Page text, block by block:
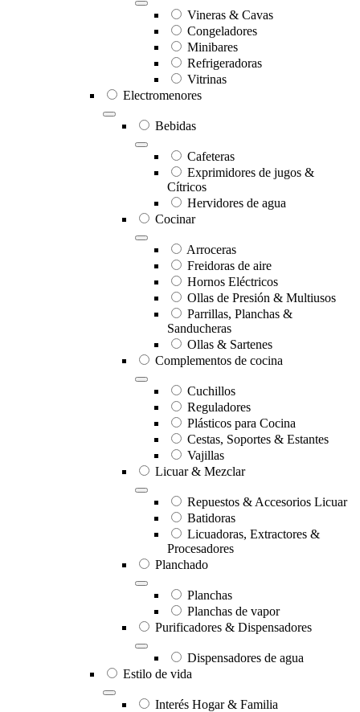
Vineras & Cavas
Congeladores
Minibares
Refrigeradoras
Vitrinas
Electromenores
Bebidas
Cafeteras
Exprimidores de jugos &
Cítricos
Hervidores de agua
Cocinar
Arroceras
Freidoras de aire
Hornos Eléctricos
Ollas de Presión & Multiusos
Parrillas, Planchas &
Sanducheras
Ollas & Sartenes
Complementos de cocina
Cuchillos
Reguladores
Plásticos para Cocina
Cestas, Soportes & Estantes
Vajillas
Licuar & Mezclar
Repuestos & Accesorios Licuar
Batidoras
Licuadoras, Extractores &
Procesadores
Planchado
Planchas
Planchas de vapor
Purificadores & Dispensadores
Dispensadores de agua
Estilo de vida
Interés Hogar & Familia